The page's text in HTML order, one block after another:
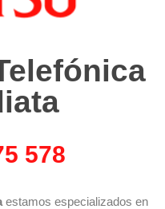
578
estamos especializados en